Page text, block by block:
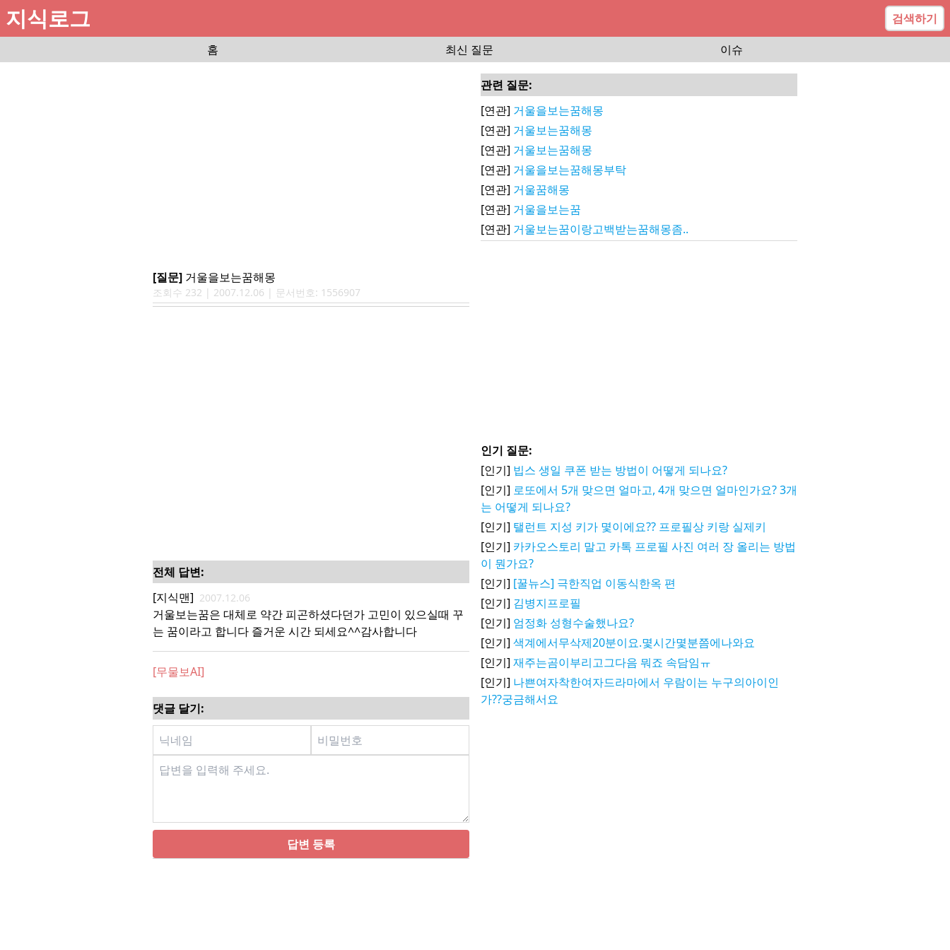
지식로그
검색하기
홈
최신 질문 이슈
[질문] 거울을보는꿈해몽
조회수 232 | 2007.12.06 | 문서번호: 1556907
전체 답변:
[지식맨] 2007.12.06
거울보는꿈은 대체로 약간 피곤하셨다던가 고민이 있으실때 꾸
는 꿈이라고 합니다 즐거운 시간 되세요^^감사합니다
[무물보AI]
댓글 달기:
답변 등록
관련 질문:
[연관] 거울을보는꿈해몽
[연관] 거울보는꿈해몽
[연관] 거울보는꿈해몽
[연관] 거울을보는꿈해몽부탁
[연관] 거울꿈해몽
[연관] 거울을보는꿈
[연관] 거울보는꿈이랑고백받는꿈해몽좀..
인기 질문:
[인기] 빕스 생일 쿠폰 받는 방법이 어떻게 되나요?
[인기] 로또에서 5개 맞으면 얼마고, 4개 맞으면 얼마인가요? 3개
는 어떻게 되나요?
[인기] 탤런트 지성 키가 몇이에요?? 프로필상 키랑 실제키
[인기] 카카오스토리 말고 카톡 프로필 사진 여러 장 올리는 방법
이 뭔가요?
[인기] [꿀뉴스] 극한직업 이동식한옥 편
[인기] 김병지프로필
[인기] 엄정화 성형수술했나요?
[인기] 색계에서무삭제20분이요.몇시간몇분쯤에나와요
[인기] 재주는곰이부리고그다음 뭐죠 속담임ㅠ
[인기] 나쁜여자착한여자드라마에서 우람이는 누구의아이인
가??궁금해서요